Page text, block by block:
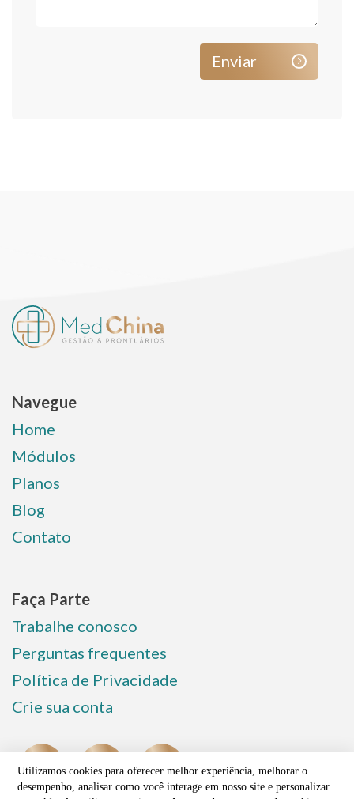
Enviar
Navegue
Home
Módulos
Planos
Blog
Contato
Faça Parte
Trabalhe conosco
Perguntas frequentes
Política de Privacidade
Crie sua conta
Utilizamos cookies para oferecer melhor experiência, melhorar o
desempenho, analisar como você interage em nosso site e personalizar